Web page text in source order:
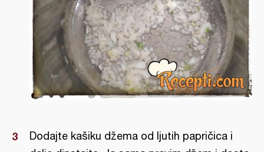
Dodajte kašiku džema od ljutih papričica i